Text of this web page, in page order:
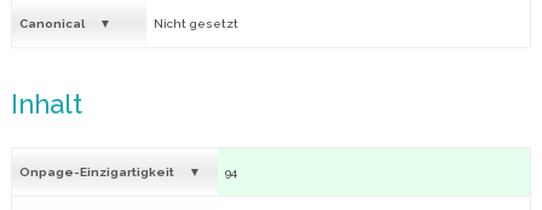
Canonical Nicht gesetzt
Inhalt
Onpage-Einzigartigkeit 94